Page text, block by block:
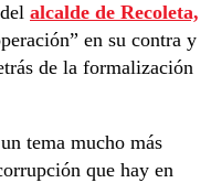
alcalde de Recoleta,
en su contra y
de la formalización
tema mucho más
que hay en